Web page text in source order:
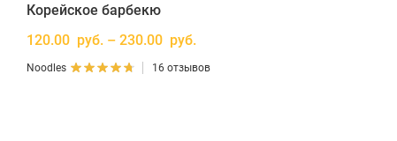
Корейское барбекю
120.00 руб. – 230.00 руб.
Noodles 16 отзывов